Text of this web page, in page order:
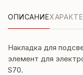
ОПИСАНИЕ
Накладка для
элемент для
S70.